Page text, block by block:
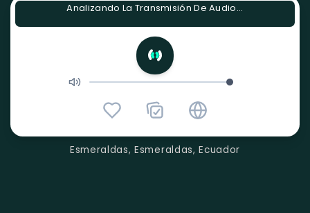
Analizando La Transmisión De Audio...
Esmeraldas, Esmeraldas, Ecuador